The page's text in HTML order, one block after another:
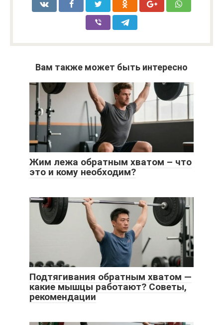
Вам также может быть интересно
Жим лежа обратным хватом – что
это и кому необходим?
Подтягивания обратным хватом —
какие мышцы работают? Советы,
рекомендации